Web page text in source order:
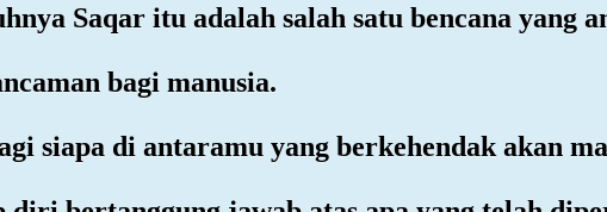
Saqar itu adalah salah satu bencana yang
bagi manusia.
siapa di antaramu yang berkehendak akan